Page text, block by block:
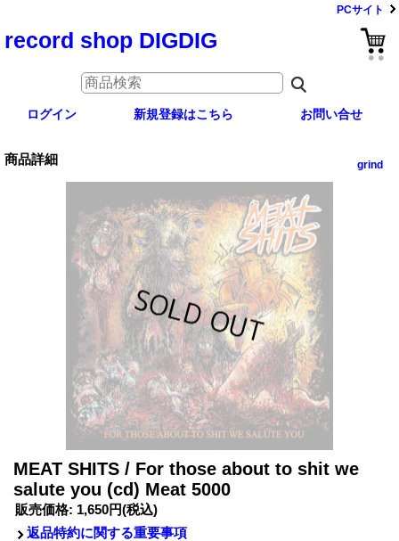
PCサイト
record shop DIGDIG
ログイン 新規登録はこちら お問い合せ
商品詳細 grind
MEAT SHITS / For those about to shit we
salute you (cd) Meat 5000
販売価格: 1,650円(税込)
返品特約に関する重要事項